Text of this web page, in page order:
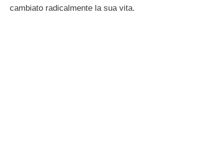
cambiato radicalmente la sua vita.